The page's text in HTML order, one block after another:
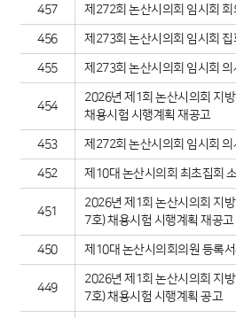
457 제272회 논산시의회 임시회 회
456 제273회 논산시의회 임시회 집
455 제273회 논산시의회 임시회 의
454
2026년 제1회 논산시의회 지
채용시험 시행계획 재공고
453 제272회 논산시의회 임시회 의
452 제10대 논산시의회 최초집회
451
2026년 제1회 논산시의회 지
7호) 채용시험 시행계획 재공고
450 제10대 논산시의회의원 등록
449
2026년 제1회 논산시의회 지
7호) 채용시험 시행계획 공고